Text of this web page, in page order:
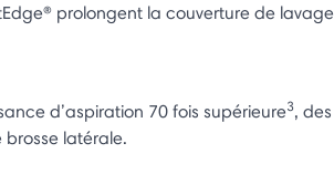
prolongent la couverture de
d’aspiration 70 fois supérieure3,
latérale.